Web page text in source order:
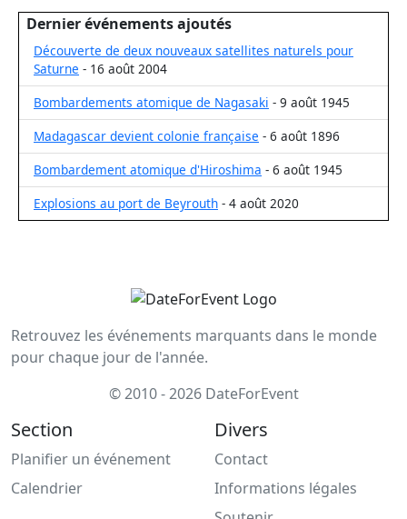
Dernier événements ajoutés
Découverte de deux nouveaux satellites naturels pour
Saturne - 16 août 2004
Bombardements atomique de Nagasaki - 9 août 1945
Madagascar devient colonie française - 6 août 1896
Bombardement atomique d'Hiroshima - 6 août 1945
Explosions au port de Beyrouth - 4 août 2020
Retrouvez les événements marquants dans le monde
pour chaque jour de l'année.
© 2010 - 2026 DateForEvent
Section
Planifier un événement
Calendrier
Divers
Contact
Informations légales